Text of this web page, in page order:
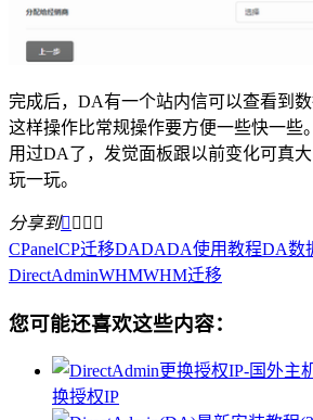
完成后，DA有一个站内信可以查看到数
这样操作比常规操作要方便一些快一些
用过DA了，发觉面板跟以前变化可真
玩一玩。
分享到   
CPanelCP迁移DADADA使用教程DA数
DirectAdminWHMWHM迁移
您可能还喜欢这些内容：
换授权IP